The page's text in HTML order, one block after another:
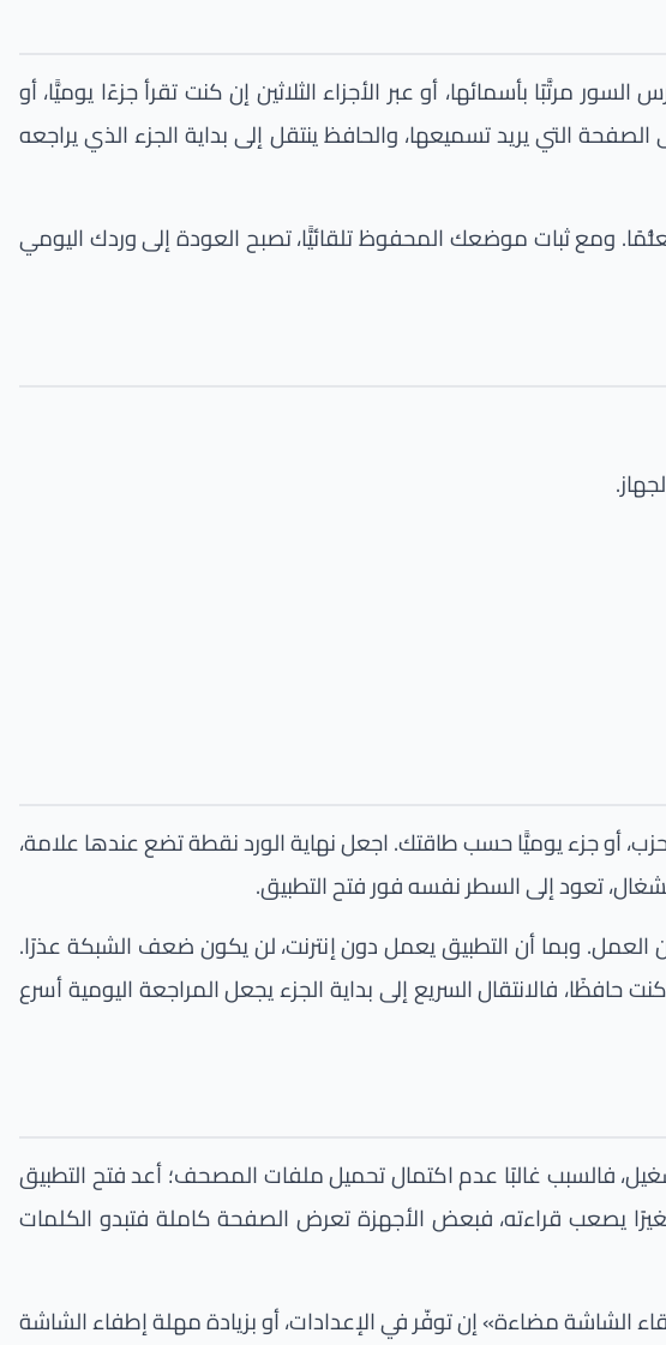
مرتَّبًا بأسمائها، أو عبر الأجزاء الثلاثين إن كنت تقرأ جزءًا يوميًّا، أو
التي يريد تسميعها، والحافظ ينتقل إلى بداية الجزء الذي يراجعه
ومع ثبات موضعك المحفوظ تلقائيًّا، تصبح العودة إلى وردك اليومي
أو جزء يوميًّا حسب طاقتك. اجعل نهاية الورد نقطة تضع عندها علامة،
تعود إلى السطر نفسه فور فتح التطبيق.
العمل. وبما أن التطبيق يعمل دون إنترنت، لن يكون ضعف الشبكة عذرًا.
فالانتقال السريع إلى بداية الجزء يجعل المراجعة اليومية أسرع
فالسبب غالبًا عدم اكتمال تحميل ملفات المصحف؛ أعد فتح التطبيق
يصعب قراءته، فبعض الأجهزة تعرض الصفحة كاملة فتبدو الكلمات
الشاشة مضاءة» إن توفّر في الإعدادات، أو بزيادة مهلة إطفاء الشاشة